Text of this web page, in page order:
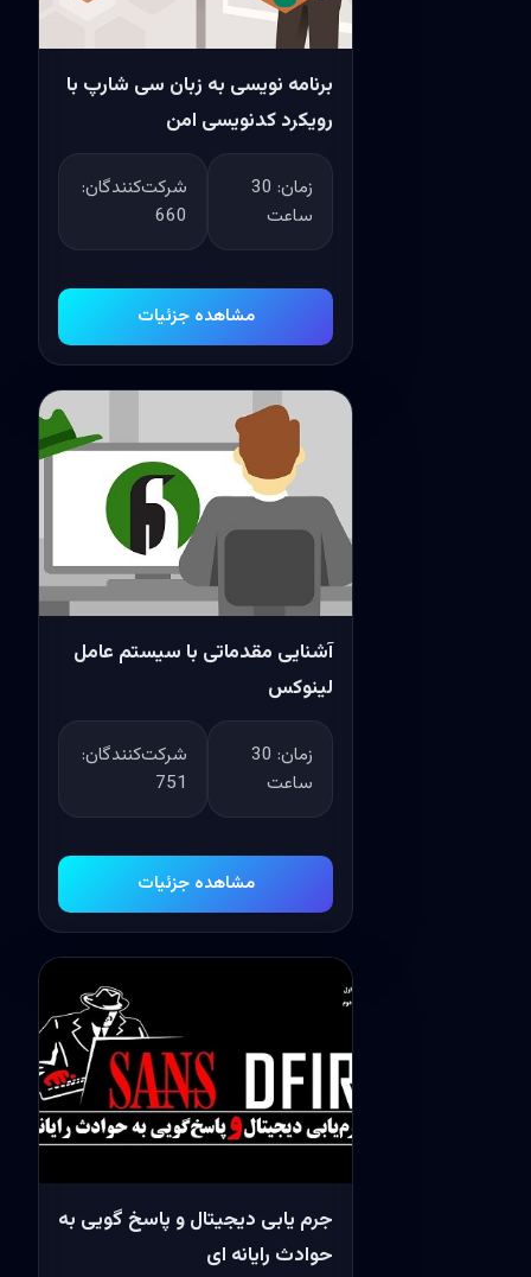
برنامه نویسی به زبان سی شارپ با
رویکرد کدنویسی امن
زمان: 30
ساعت
شرکت‌کنندگان:
660
مشاهده جزئیات
آشنایی مقدماتی با سیستم عامل
لینوکس
زمان: 30
ساعت
شرکت‌کنندگان:
751
مشاهده جزئیات
جرم یابی دیجیتال و پاسخ گویی به
حوادث رایانه ای